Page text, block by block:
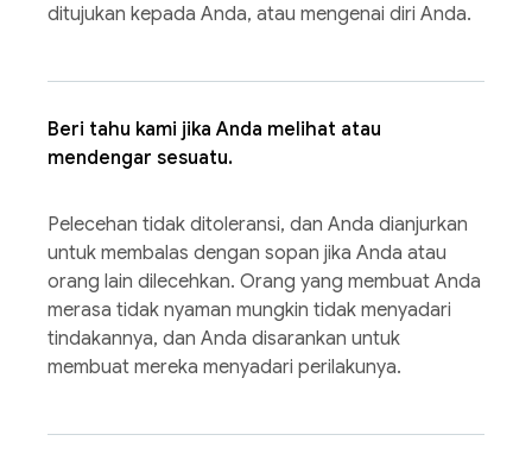
ditujukan kepada Anda, atau mengenai diri Anda.
Beri tahu kami jika Anda melihat atau
mendengar sesuatu.
Pelecehan tidak ditoleransi, dan Anda dianjurkan
untuk membalas dengan sopan jika Anda atau
orang lain dilecehkan. Orang yang membuat Anda
merasa tidak nyaman mungkin tidak menyadari
tindakannya, dan Anda disarankan untuk
membuat mereka menyadari perilakunya.